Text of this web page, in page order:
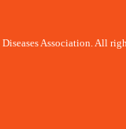
Association. All